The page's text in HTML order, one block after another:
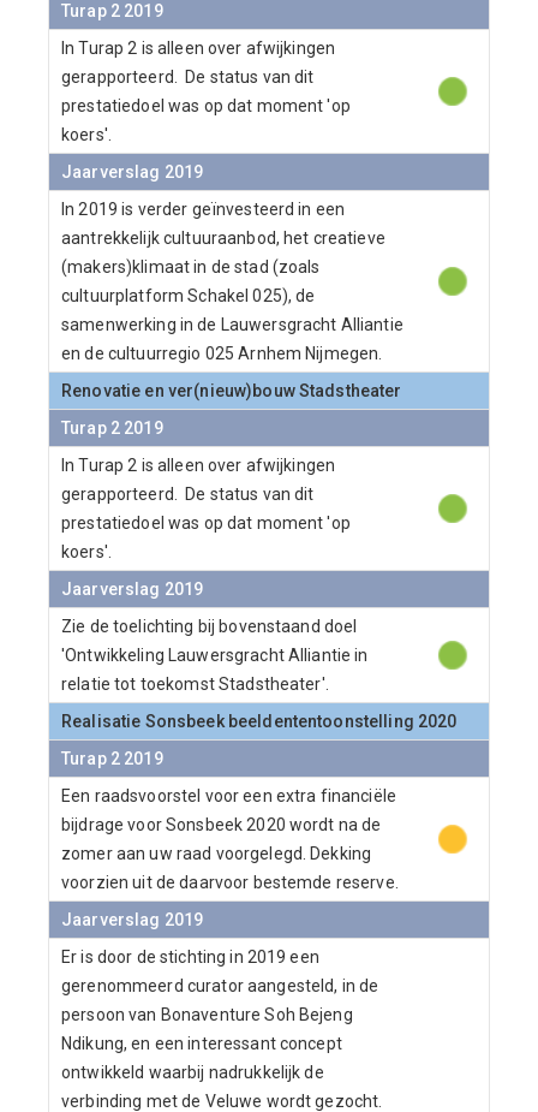
Turap 2 2019
In Turap 2 is alleen over afwijkingen
gerapporteerd. De status van dit
prestatiedoel was op dat moment 'op
koers'.
Jaarverslag 2019
In 2019 is verder geïnvesteerd in een
aantrekkelijk cultuuraanbod, het creatieve
(makers)klimaat in de stad (zoals
cultuurplatform Schakel 025), de
samenwerking in de Lauwersgracht Alliantie
en de cultuurregio 025 Arnhem Nijmegen.
Renovatie en ver(nieuw)bouw Stadstheater
Turap 2 2019
In Turap 2 is alleen over afwijkingen
gerapporteerd. De status van dit
prestatiedoel was op dat moment 'op
koers'.
Jaarverslag 2019
Zie de toelichting bij bovenstaand doel
'Ontwikkeling Lauwersgracht Alliantie in
relatie tot toekomst Stadstheater'.
Realisatie Sonsbeek beeldententoonstelling 2020
Turap 2 2019
Een raadsvoorstel voor een extra financiële
bijdrage voor Sonsbeek 2020 wordt na de
zomer aan uw raad voorgelegd. Dekking
voorzien uit de daarvoor bestemde reserve.
Jaarverslag 2019
Er is door de stichting in 2019 een
gerenommeerd curator aangesteld, in de
persoon van Bonaventure Soh Bejeng
Ndikung, en een interessant concept
ontwikkeld waarbij nadrukkelijk de
verbinding met de Veluwe wordt gezocht.